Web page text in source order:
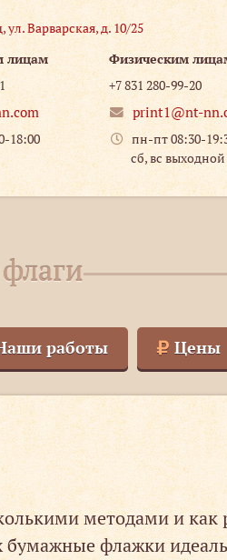
,ул. Варварская, д. 10/25
лицам
18:00
Физическим
+7 831 280-99-20
print1@nt-
пн-пт 08:30-
сб, вс выходной
работы Цены
методами и как
флажки